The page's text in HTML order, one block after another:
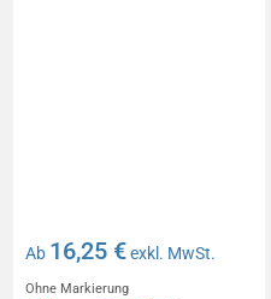
Ab 16,25 €exkl. MwSt.
Ohne Markierung